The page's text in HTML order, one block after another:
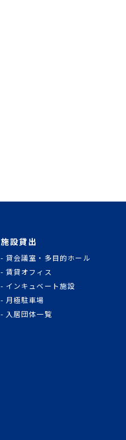
施設貸出
貸会議室・多目的ホール
賃貸オフィス
インキュベート施設
月極駐車場
入居団体一覧